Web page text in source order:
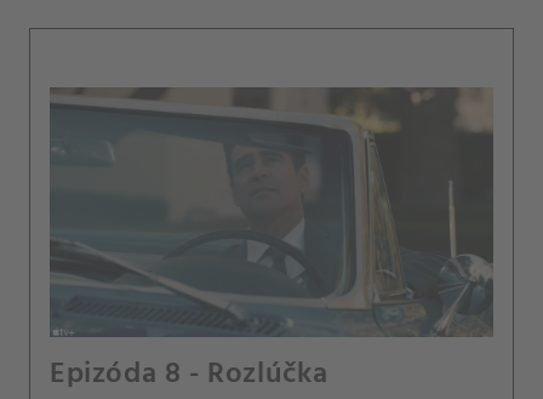
Epizóda 8 - Rozlúčka